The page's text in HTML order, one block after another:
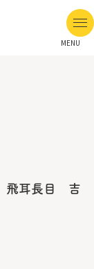
MENU
飛耳長目 吉